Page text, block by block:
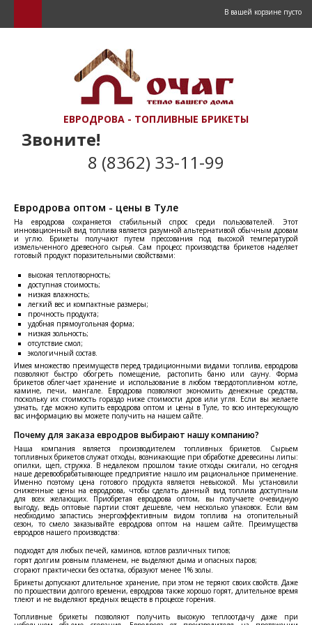
В вашей корзине пусто
ЕВРОДРОВА - ТОПЛИВНЫЕ БРИКЕТЫ
Звоните!
8 (8362) 33-11-99
Евродрова оптом - цены в Туле
На евродрова сохраняется стабильный спрос среди пользователей. Этот
инновационный вид топлива является разумной альтернативой обычным дровам
и углю. Брикеты получают путем прессования под высокой температурой
измельченного древесного сырья. Сам процесс производства брикетов наделяет
готовый продукт поразительными свойствами:
высокая теплотворность;
доступная стоимость;
низкая влажность;
легкий вес и компактные размеры;
прочность продукта;
удобная прямоугольная форма;
низкая зольность;
отсутствие смол;
экологичный состав.
Имея множество преимуществ перед традиционными видами топлива, евродрова
позволяют быстро обогреть помещение, растопить баню или сауну. Форма
брикетов облегчает хранение и использование в любом твердотопливном котле,
камине, печи, мангале. Евродрова позволяют экономить денежные средства,
поскольку их стоимость гораздо ниже стоимости дров или угля. Если вы желаете
узнать, где можно купить евродрова оптом и цены в Туле, то всю интересующую
вас информацию вы можете получить на нашем сайте.
Почему для заказа евродров выбирают нашу компанию?
Наша компания является производителем топливных брикетов. Сырьем
топливных брикетов служат отходы, возникающие при обработке древесины липы:
опилки, щеп, стружка. В недалеком прошлом такие отходы сжигали, но сегодня
наше деревообрабатывающее предприятие нашло им рациональное применение.
Именно поэтому цена готового продукта является невысокой. Мы установили
сниженные цены на евродрова, чтобы сделать данный вид топлива доступным
для всех желающих. Приобретая евродрова оптом, вы получаете очевидную
выгоду, ведь оптовые партии стоят дешевле, чем несколько упаковок. Если вам
необходимо запастись энергоэффективным видом топлива на отопительный
сезон, то смело заказывайте евродрова оптом на нашем сайте. Преимущества
евродров нашего производства:
подходят для любых печей, каминов, котлов различных типов;
горят долгим ровным пламенем, не выделяют дыма и опасных паров;
сгорают практически без остатка, образуют менее 1% золы.
Брикеты допускают длительное хранение, при этом не теряют своих свойств. Даже
по прошествии долгого времени, евродрова также хорошо горят, длительное время
тлеют и не выделяют вредных веществ в процессе горения.
Топливные брикеты позволяют получить высокую теплоотдачу даже при